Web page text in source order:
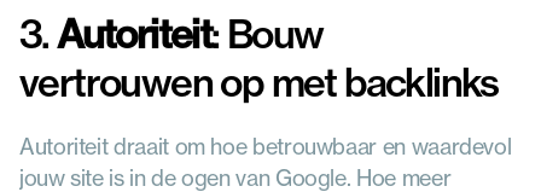
3. Autoriteit: Bouw
vertrouwen op met backlinks
Autoriteit draait om hoe betrouwbaar en waardevol
jouw site is in de ogen van Google. Hoe meer